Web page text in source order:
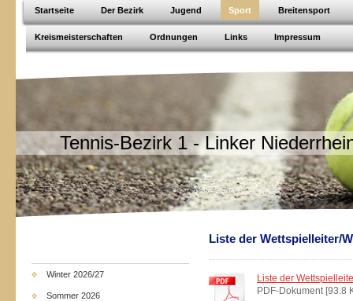
Startseite Der Bezirk Jugend Sport Breitensport
Kreismeisterschaften Ordnungen Links Impressum
Tennis-Bezirk 1 - Linker
Winter 2026/27
Sommer 2026
Liste der Wettspielleiter/
Liste der
PDF-Dokument [93.8